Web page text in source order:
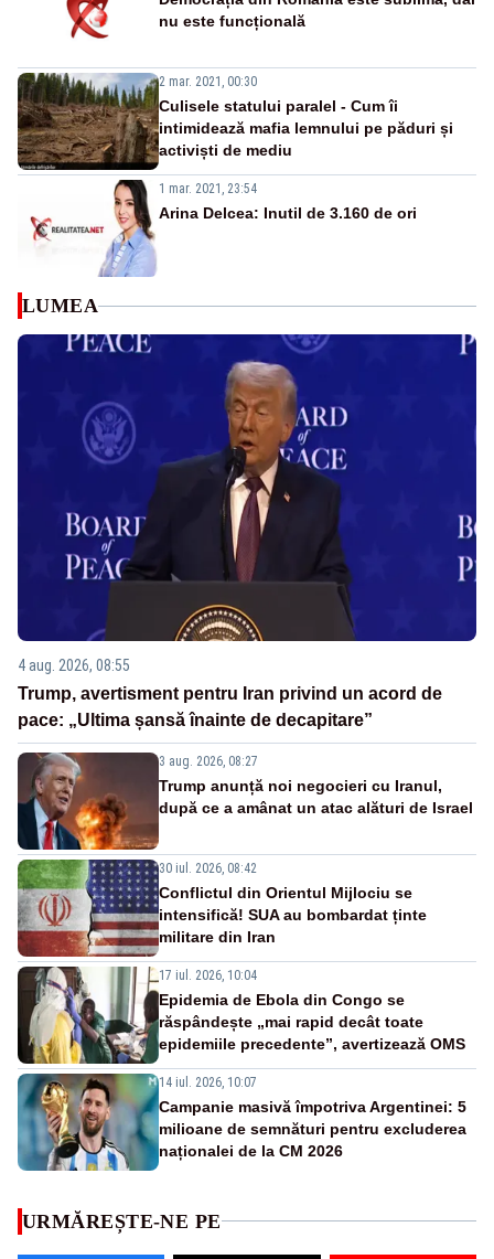
nu este funcțională
2 mar. 2021, 00:30
Culisele statului paralel - Cum îi
intimidează mafia lemnului pe păduri și
activiști de mediu
1 mar. 2021, 23:54
Arina Delcea: Inutil de 3.160 de ori
LUMEA
4 aug. 2026, 08:55
Trump, avertisment pentru Iran privind un acord de
pace: „Ultima șansă înainte de decapitare”
3 aug. 2026, 08:27
Trump anunță noi negocieri cu Iranul,
după ce a amânat un atac alături de Israel
30 iul. 2026, 08:42
Conflictul din Orientul Mijlociu se
intensifică! SUA au bombardat ținte
militare din Iran
17 iul. 2026, 10:04
Epidemia de Ebola din Congo se
răspândește „mai rapid decât toate
epidemiile precedente”, avertizează OMS
14 iul. 2026, 10:07
Campanie masivă împotriva Argentinei: 5
milioane de semnături pentru excluderea
naționalei de la CM 2026
URMĂREȘTE-NE PE